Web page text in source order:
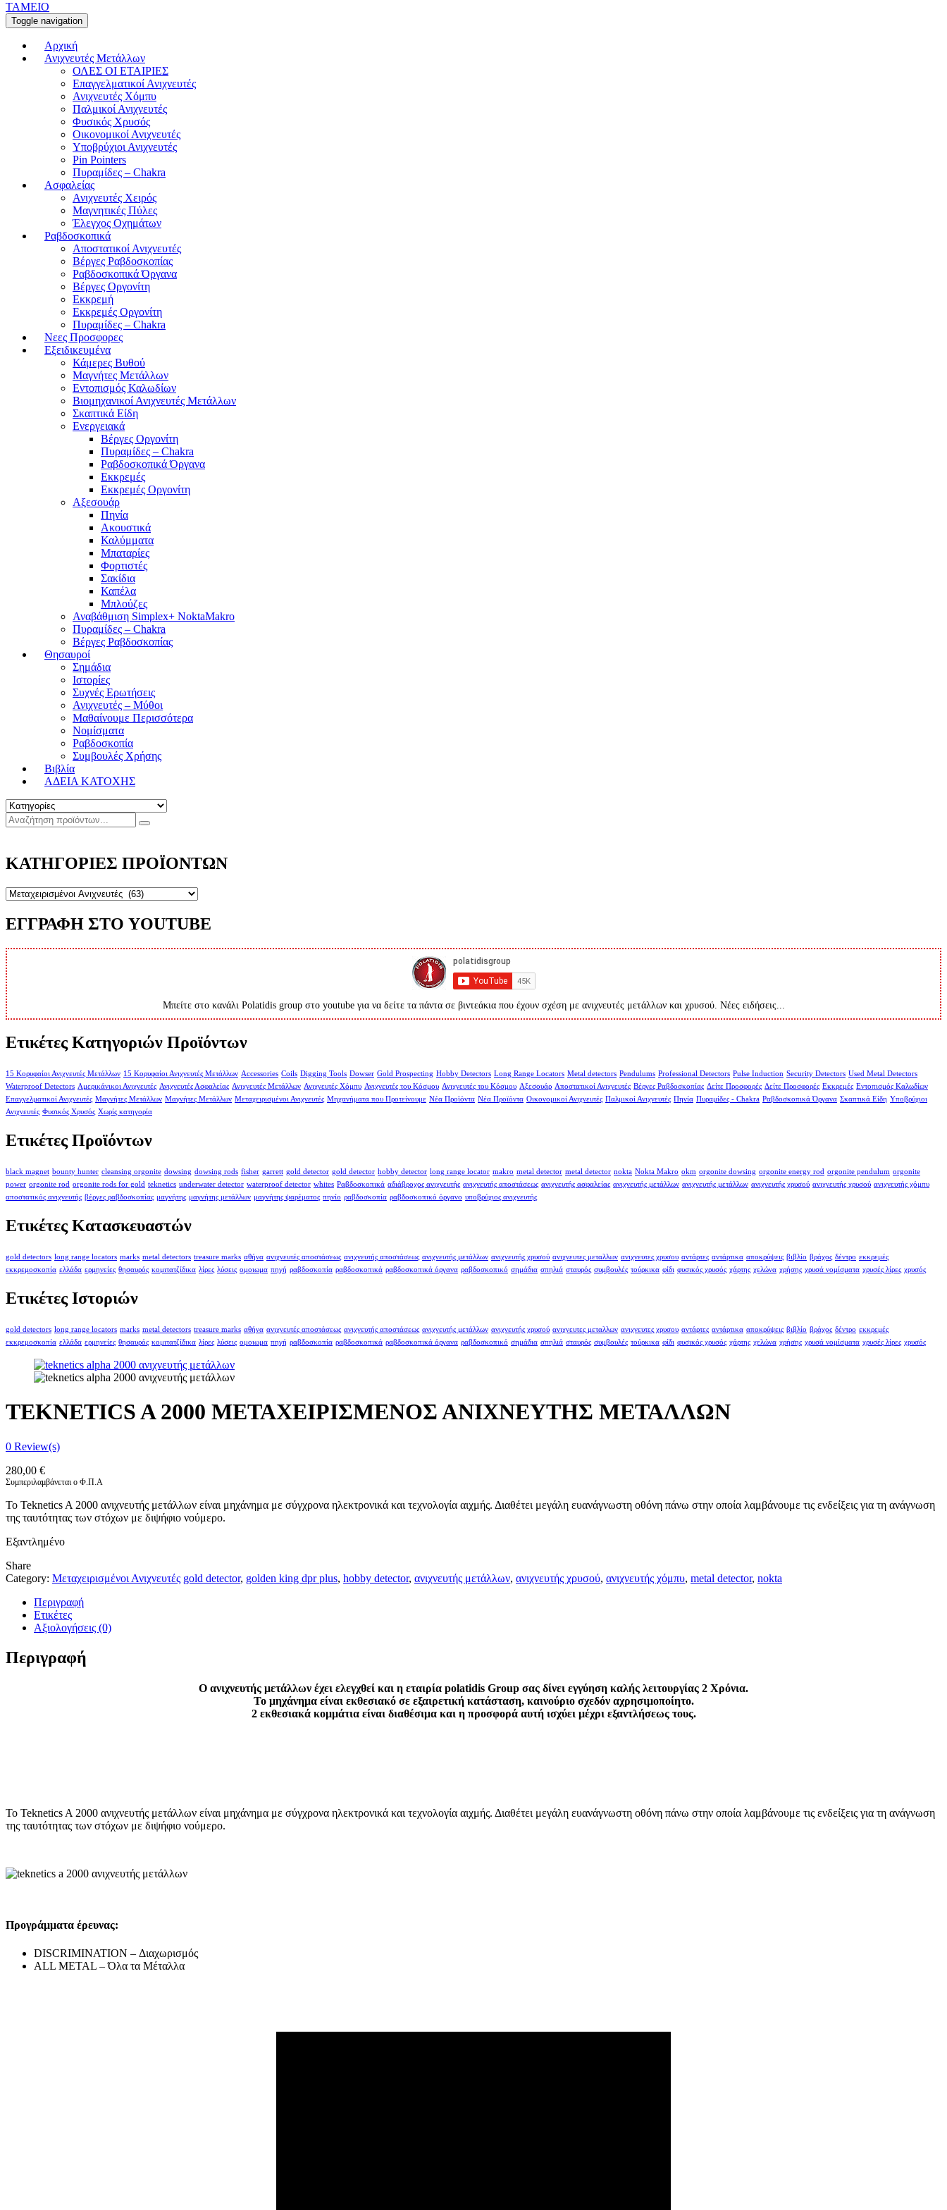
ΤΑΜΕΙΟ
Toggle navigation
Αρχική
Ανιχνευτές Μετάλλων
ΟΛΕΣ ΟΙ ΕΤΑΙΡΙΕΣ
Επαγγελματικοί Ανιχνευτές
Ανιχνευτές Χόμπυ
Παλμικοί Ανιχνευτές
Φυσικός Χρυσός
Οικονομικοί Ανιχνευτές
Υποβρύχιοι Ανιχνευτές
Pin Pointers
Πυραμίδες – Chakra
Ασφαλείας
Ανιχνευτές Χειρός
Μαγνητικές Πύλες
Έλεγχος Οχημάτων
Ραβδοσκοπικά
Αποστατικοί Ανιχνευτές
Βέργες Ραβδοσκοπίας
Ραβδοσκοπικά Όργανα
Βέργες Οργονίτη
Εκκρεμή
Εκκρεμές Οργονίτη
Πυραμίδες – Chakra
Νεες Προσφορες
Εξειδικευμένα
Κάμερες Βυθού
Μαγνήτες Μετάλλων
Εντοπισμός Καλωδίων
Βιομηχανικοί Ανιχνευτές Μετάλλων
Σκαπτικά Είδη
Ενεργειακά
Βέργες Οργονίτη
Πυραμίδες – Chakra
Ραβδοσκοπικά Όργανα
Εκκρεμές
Εκκρεμές Οργονίτη
Αξεσουάρ
Πηνία
Ακουστικά
Καλύμματα
Μπαταρίες
Φορτιστές
Σακίδια
Καπέλα
Μπλούζες
Αναβάθμιση Simplex+ NoktaMakro
Πυραμίδες – Chakra
Βέργες Ραβδοσκοπίας
Θησαυροί
Σημάδια
Ιστορίες
Συχνές Ερωτήσεις
Ανιχνευτές – Μύθοι
Μαθαίνουμε Περισσότερα
Νομίσματα
Ραβδοσκοπία
Συμβουλές Χρήσης
Βιβλία
ΑΔΕΙΑ ΚΑΤΟΧΗΣ
ΚΑΤΗΓΟΡΙΕΣ ΠΡΟΪΟΝΤΩΝ
ΕΓΓΡΑΦΗ ΣΤΟ YOUTUBE
Μπείτε στο κανάλι Polatidis group στο youtube για να δείτε τα πάντα σε βιντεάκια που έχουν σχέση με ανιχνευτές μετάλλων και χρυσού. Νέες ειδήσεις...
Ετικέτες Κατηγοριών Προϊόντων
15 Κορυφαίοι Ανιχνευτές Μετάλλων 15 Κορυφαίοι Ανιχνευτές Μετάλλων Accessories Coils Digging Tools Dowser Gold Prospecting Hobby Detectors Long Range Locators Metal detectors Pendulums Professional Detectors Pulse Induction Security Detectors Used Metal Detectors
Waterproof Detectors Αμερικάνικοι Ανιχνευτές Ανιχνευτές Ασφαλείας Ανιχνευτές Μετάλλων Ανιχνευτές Χόμπυ Ανιχνευτές του Κόσμου Ανιχνευτές του Κόσμου Αξεσουάρ Αποστατικοί Ανιχνευτές Βέργες Ραβδοσκοπίας Δείτε Προσφορές Δείτε Προσφορές Εκκρεμές Εντοπισμός Καλωδίων
Επαγγελματικοί Ανιχνευτές Μαγνήτες Μετάλλων Μαγνήτες Μετάλλων Μεταχειρισμένοι Ανιχνευτές Μηχανήματα που Προτείνουμε Νέα Προϊόντα Νέα Προϊόντα Οικονομικοί Ανιχνευτές Παλμικοί Ανιχνευτές Πηνία Πυραμίδες - Chakra Ραβδοσκοπικά Όργανα Σκαπτικά Είδη Υποβρύχιοι
Ανιχνευτές Φυσικός Χρυσός Χωρίς κατηγορία
Ετικέτες Προϊόντων
black magnet bounty hunter cleansing orgonite dowsing dowsing rods fisher garrett gold detector gold detector hobby detector long range locator makro metal detector metal detector nokta Nokta Makro okm orgonite dowsing orgonite energy rod orgonite pendulum orgonite
power orgonite rod orgonite rods for gold teknetics underwater detector waterproof detector whites Ραβδοσκοπικά αδιάβροχος ανιχνευτής ανιχνευτής αποστάσεως ανιχνευτής ασφαλείας ανιχνευτής μετάλλων ανιχνευτής μετάλλων ανιχνευτής χρυσού ανιχνευτής χρυσού ανιχνευτής χόμπυ
αποστατικός ανιχνευτής βέργες ραβδοσκοπίας μαγνήτης μαγνήτης μετάλλων μαγνήτης ψαρέματος πηνίο ραβδοσκοπία ραβδοσκοπικό όργανο υποβρύχιος ανιχνευτής
Ετικέτες Κατασκευαστών
gold detectors long range locators marks metal detectors treasure marks αθήνα ανιχνευτές αποστάσεως ανιχνευτής αποστάσεως ανιχνευτής μετάλλων ανιχνευτής χρυσού ανιχνευτες μεταλλων ανιχνευτες χρυσου αντάρτες αντάρτικα αποκρύψεις βιβλίο βράχος δέντρο εκκρεμές
εκκρεμοσκοπία ελλάδα ερμηνείες θησαυρός κομιτατζίδικα λίρες λύσεις ομοιωμα πηγή ραβδοσκοπία ραβδοσκοπικά ραβδοσκοπικά όργανα ραβδοσκοπικό σημάδια σπηλιά σταυρός συμβουλές τούρκικα φίδι φυσικός χρυσός χάρτης χελώνα χρήσης χρυσά νομίσματα χρυσές λίρες χρυσός
Ετικέτες Ιστοριών
gold detectors long range locators marks metal detectors treasure marks αθήνα ανιχνευτές αποστάσεως ανιχνευτής αποστάσεως ανιχνευτής μετάλλων ανιχνευτής χρυσού ανιχνευτες μεταλλων ανιχνευτες χρυσου αντάρτες αντάρτικα αποκρύψεις βιβλίο βράχος δέντρο εκκρεμές
εκκρεμοσκοπία ελλάδα ερμηνείες θησαυρός κομιτατζίδικα λίρες λύσεις ομοιωμα πηγή ραβδοσκοπία ραβδοσκοπικά ραβδοσκοπικά όργανα ραβδοσκοπικό σημάδια σπηλιά σταυρός συμβουλές τούρκικα φίδι φυσικός χρυσός χάρτης χελώνα χρήσης χρυσά νομίσματα χρυσές λίρες χρυσός
TEKNETICS A 2000 ΜΕΤΑΧΕΙΡΙΣΜΕΝΟΣ ΑΝΙΧΝΕΥΤΗΣ ΜΕΤΑΛΛΩΝ
0 Review(s)
280,00 €
Συμπεριλαμβάνεται ο Φ.Π.Α
Το Teknetics A 2000 ανιχνευτής μετάλλων είναι μηχάνημα με σύγχρονα ηλεκτρονικά και τεχνολογία αιχμής. Διαθέτει μεγάλη ευανάγνωστη οθόνη πάνω στην οποία λαμβάνουμε τις ενδείξεις για τη ανάγνωση
της ταυτότητας των στόχων με διψήφιο νούμερο.
Εξαντλημένο
Share
Category: Μεταχειρισμένοι Ανιχνευτές gold detector, golden king dpr plus, hobby detector, ανιχνευτής μετάλλων, ανιχνευτής χρυσού, ανιχνευτής χόμπυ, metal detector, nokta
Περιγραφή
Ετικέτες
Αξιολογήσεις (0)
Περιγραφή
Ο ανιχνευτής μετάλλων έχει ελεγχθεί και η εταιρία polatidis Group σας δίνει εγγύηση καλής λειτουργίας 2 Χρόνια.
Το μηχάνημα είναι εκθεσιακό σε εξαιρετική κατάσταση, καινούριο σχεδόν αχρησιμοποίητο.
2 εκθεσιακά κομμάτια είναι διαθέσιμα και η προσφορά αυτή ισχύει μέχρι εξαντλήσεως τους.
Το Teknetics A 2000 ανιχνευτής μετάλλων είναι μηχάνημα με σύγχρονα ηλεκτρονικά και τεχνολογία αιχμής. Διαθέτει μεγάλη ευανάγνωστη οθόνη πάνω στην οποία λαμβάνουμε τις ενδείξεις για τη ανάγνωση
της ταυτότητας των στόχων με διψήφιο νούμερο.
Προγράμματα έρευνας:
DISCRIMINATION – Διαχωρισμός
ALL METAL – Όλα τα Μέταλλα